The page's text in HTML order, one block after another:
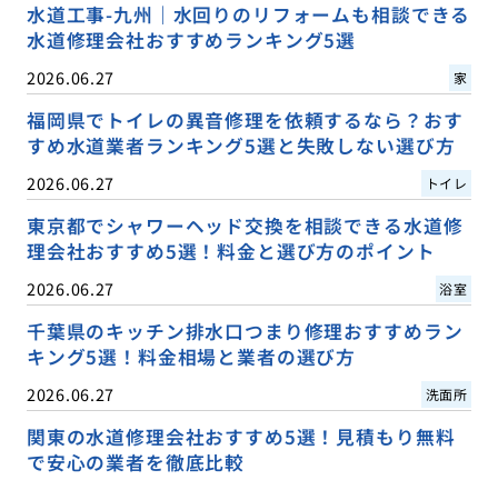
水道工事-九州｜水回りのリフォームも相談できる
水道修理会社おすすめランキング5選
2026.06.27 家
福岡県でトイレの異音修理を依頼するなら？おす
すめ水道業者ランキング5選と失敗しない選び方
2026.06.27 トイレ
東京都でシャワーヘッド交換を相談できる水道修
理会社おすすめ5選！料金と選び方のポイント
2026.06.27 浴室
千葉県のキッチン排水口つまり修理おすすめラン
キング5選！料金相場と業者の選び方
2026.06.27 洗面所
関東の水道修理会社おすすめ5選！見積もり無料
で安心の業者を徹底比較